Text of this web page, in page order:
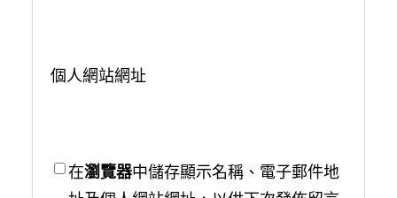
個人網站網址
在瀏覽器中儲存顯示名稱、電子郵件地